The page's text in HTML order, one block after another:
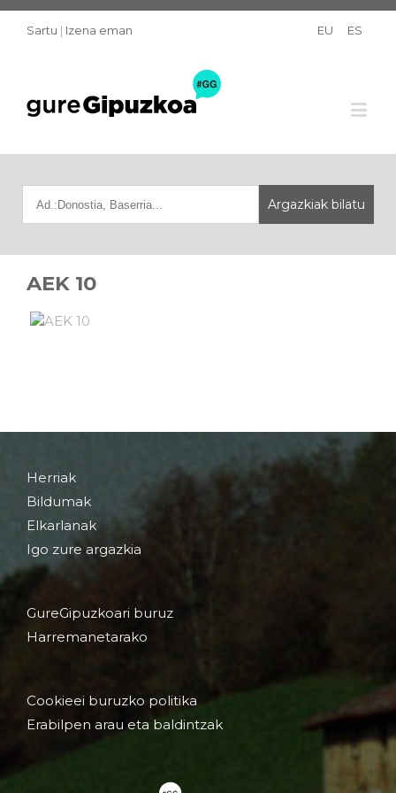
Sartu | Izena eman EU ES
AEK 10
Herriak
Bildumak
Elkarlanak
Igo zure argazkia
GureGipuzkoari buruz
Harremanetarako
Cookieei buruzko politika
Erabilpen arau eta baldintzak